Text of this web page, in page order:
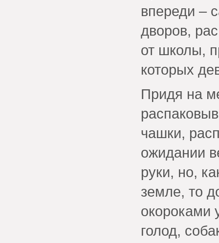
впереди –
дворов,
от школы,
которых
Придя на
чашки,
ожидании
руки, но,
земле, то
окороками
голод,